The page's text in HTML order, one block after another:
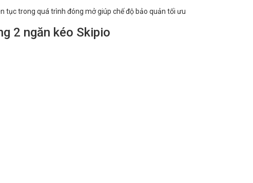
tục trong quá trình đóng mở giúp chế độ bảo quản tối ưu
2 ngăn kéo Skipio